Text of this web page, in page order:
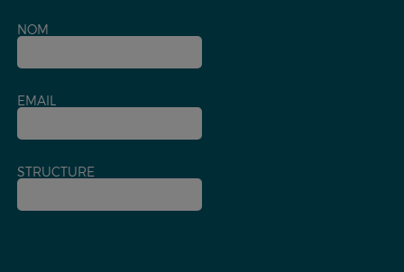
NOM
EMAIL
STRUCTURE